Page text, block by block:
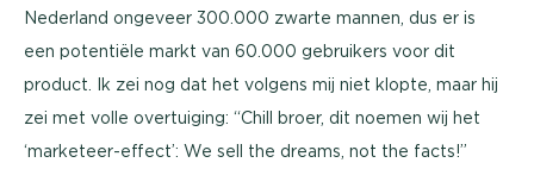
Nederland ongeveer 300.000 zwarte mannen, dus er is
een potentiële markt van 60.000 gebruikers voor dit
product. Ik zei nog dat het volgens mij niet klopte, maar hij
zei met volle overtuiging: “Chill broer, dit noemen wij het
‘marketeer-effect’: We sell the dreams, not the facts!”